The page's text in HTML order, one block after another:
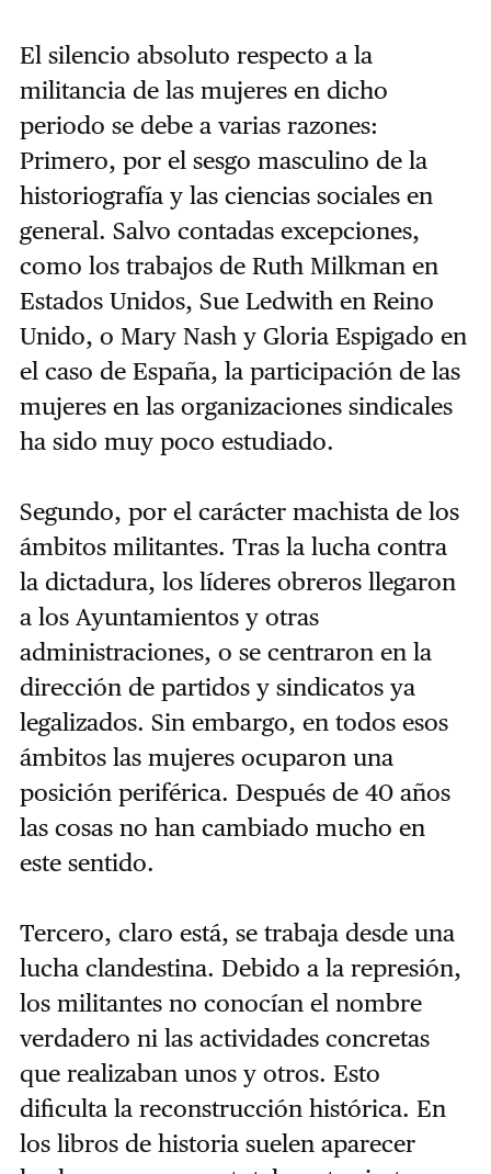
El silencio absoluto respecto a la
militancia de las mujeres en dicho
periodo se debe a varias razones:
Primero, por el sesgo masculino de la
historiografía y las ciencias sociales en
general. Salvo contadas excepciones,
como los trabajos de Ruth Milkman en
Estados Unidos, Sue Ledwith en Reino
Unido, o Mary Nash y Gloria Espigado en
el caso de España, la participación de las
mujeres en las organizaciones sindicales
ha sido muy poco estudiado.
Segundo, por el carácter machista de los
ámbitos militantes. Tras la lucha contra
la dictadura, los líderes obreros llegaron
a los Ayuntamientos y otras
administraciones, o se centraron en la
dirección de partidos y sindicatos ya
legalizados. Sin embargo, en todos esos
ámbitos las mujeres ocuparon una
posición periférica. Después de 40 años
las cosas no han cambiado mucho en
este sentido.
Tercero, claro está, se trabaja desde una
lucha clandestina. Debido a la represión,
los militantes no conocían el nombre
verdadero ni las actividades concretas
que realizaban unos y otros. Esto
dificulta la reconstrucción histórica. En
los libros de historia suelen aparecer